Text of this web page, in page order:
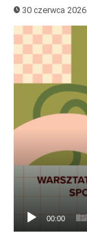
30 czerwca 2026
Odtwarzacz
plików
dźwiękowych
00:00